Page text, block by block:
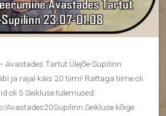
Avastades Tartut Ülejõe-Supilinn
ja rajal käis 20 tiimi! Rattaga tiime oli
oli 5 Seikluse tulemused:
Avastades20Supilinn Seikluse kõige